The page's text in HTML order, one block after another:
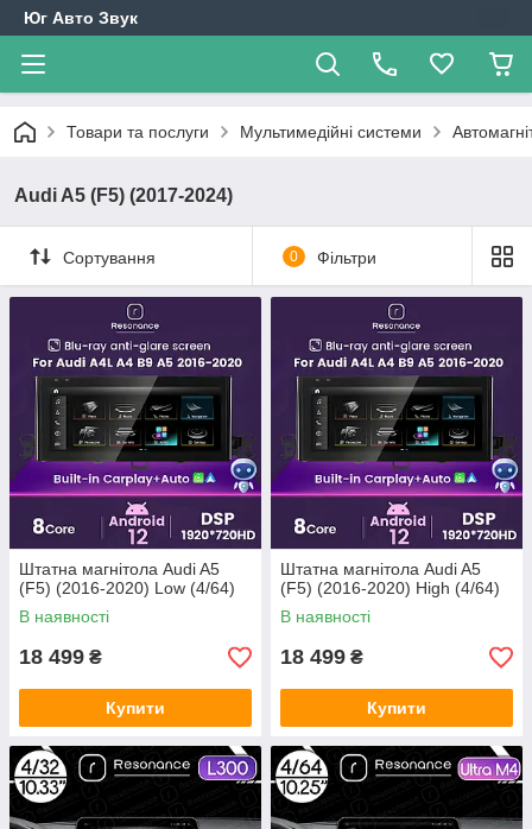
Юг Авто Звук
Товари та послуги Мультимедійні системи
Audi A5 (F5) (2017-2024)
Сортування 0 Фільтри
Штатна магнітола Audi A5
(F5) (2016-2020) Low (4/64)
В наявності
18 499 ₴
Купити
Штатна магнітола Audi A5
(F5) (2016-2020) High (4/64)
В наявності
18 499 ₴
Купити